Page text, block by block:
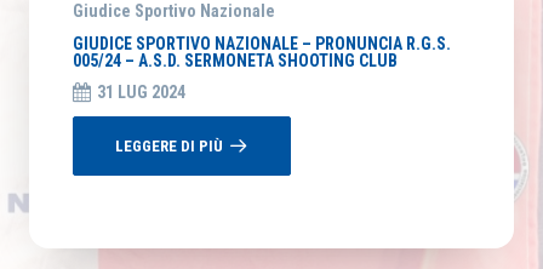
Giudice Sportivo Nazionale
GIUDICE SPORTIVO NAZIONALE – PRONUNCIA R.G.S.
005/24 – A.S.D. SERMONETA SHOOTING CLUB
31 LUG 2024
LEGGERE DI PIÙ